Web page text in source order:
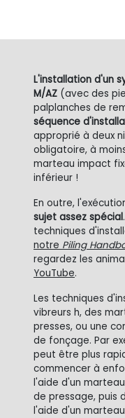
L'installation d'un
M/AZ (avec des
palplanches de
séquence
approprié à deux
obligatoire, à
marteau impact
inférieur !
En outre,
sujet assez spécial
techniques
notre Piling
regardez les
YouTube.
Les techniques
vibreurs h, des
presses, ou une
de fonçage. Par
peut être plus
commencer à
l'aide d'un
de pressage, puis
l'aide d'un